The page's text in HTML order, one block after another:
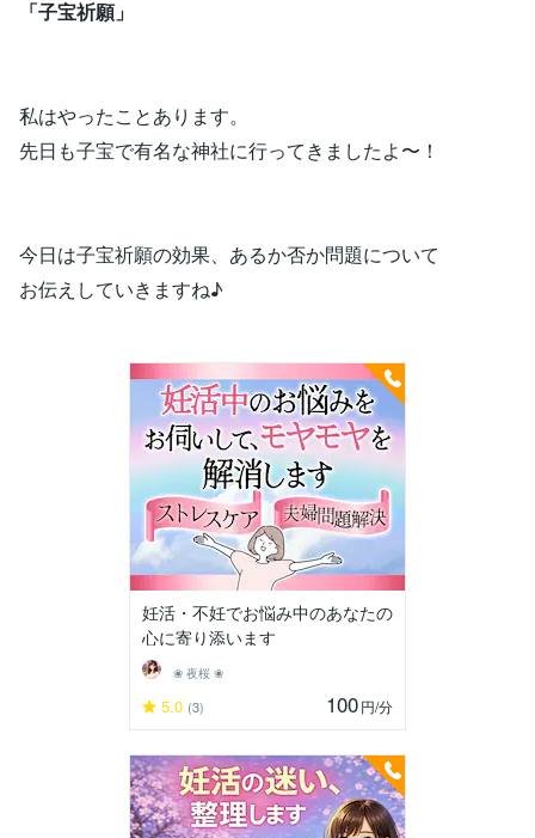
「子宝祈願」
私はやったことあります。
先日も子宝で有名な神社に行ってきましたよ〜！
今日は子宝祈願の効果、あるか否か問題について
お伝えしていきますね♪
妊活・不妊でお悩み中のあなたの
心に寄り添います
❀ 夜桜 ❀
5.0 (3) 100円/分